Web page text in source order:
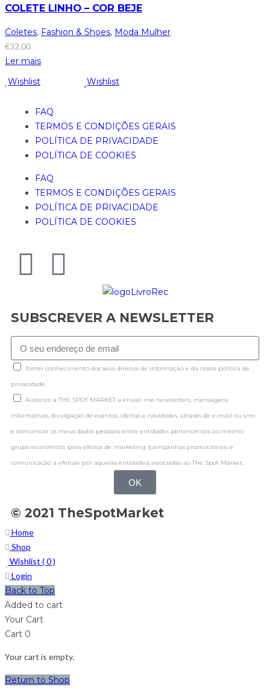
COLETE LINHO – COR BEJE
Coletes, Fashion & Shoes, Moda Mulher
€32,00
Ler mais
Wishlist
Wishlist
FAQ
TERMOS E CONDIÇÕES GERAIS
POLÍTICA DE PRIVACIDADE
POLÍTICA DE COOKIES
FAQ
TERMOS E CONDIÇÕES GERAIS
POLÍTICA DE PRIVACIDADE
POLÍTICA DE COOKIES
SUBSCREVER A NEWSLETTER
Tomei conhecimento dos seus direitos de informação e da nossa politica de
privacidade.
Autorizo a THE SPOT MARKET a enviar-me newsletters, mensagens
informativas, divulgação de eventos, ofertas e novidades, através de e-mail ou sms
e comunicar os meus dados pessoais entre entidades pertencentes ao mesmo
grupo económico, para efeitos de marketing (campanhas promocionais e
comunicação a efetuar por aquelas entidades) associadas ao The Spot Market.
OK
© 2021 TheSpotMarket
Home
Shop
Wishlist (0)
Login
Back to Top
Added to cart
Your Cart
Cart 0
Your cart is empty.
Return to Shop